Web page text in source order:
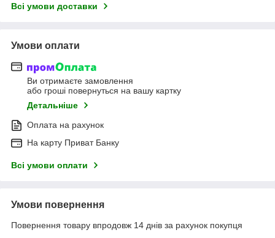
Всі умови доставки
Умови оплати
Ви отримаєте замовлення
або гроші повернуться на вашу картку
Детальніше
Оплата на рахунок
На карту Приват Банку
Всі умови оплати
Умови повернення
Повернення товару впродовж 14 днів за рахунок покупця